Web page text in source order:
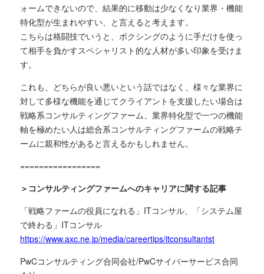
ォームできないので、結果的に移動は少なくなり業界・機能
特化型が生まれやすい、と言えると考えます。
こちらは格闘技でいうと、ボクシングのように手だけを使っ
て相手を負かすスペシャリスト的な人材が多い印象を受けま
す。
これも、どちらが良い悪いという話ではなく、様々な業界に
対して多様な機能を通じてクライアントを支援したい場合は
戦略系コンサルティングファーム、業界特化型で一つの機能
軸を極めたい人は総合系コンサルティングファームの戦略チ
ームに親和性があると言えるかもしれません。
=================
＞コンサルティングファームへのキャリアに関する記事
「戦略ファームの役員になれる」ITコンサル、「システム屋
で終わる」ITコンサル
https://www.axc.ne.jp/media/careertips/itconsultantst
PwCコンサルティング合同会社/PwCサイバーサービス合同